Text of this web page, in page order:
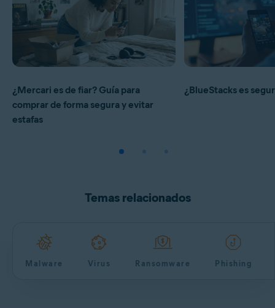
¿Mercari es de fiar? Guía para
comprar de forma segura y evitar
estafas
¿BlueStacks es
Temas relacionados
Malware Virus Ransomware Phishing